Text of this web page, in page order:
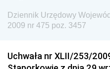
Dziennik Urzędowy
Granicznej
Drogowego
Dziennik Urzędowy
2009 nr 475 poz. 3457
Uchwała nr XLII/253/